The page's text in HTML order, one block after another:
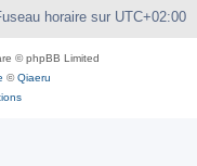
r
horaire sur UTC+02:00
© phpBB Limited
©Qiaeru